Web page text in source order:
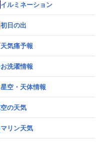
イルミネーション
初日の出
天気痛予報
お洗濯情報
星空・天体情報
空の天気
マリン天気